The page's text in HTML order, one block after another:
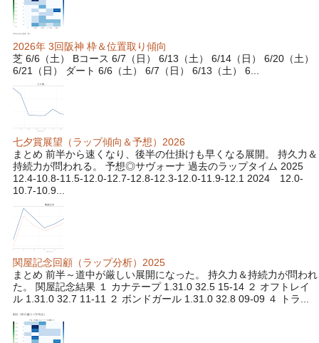
2026年 3回阪神 枠＆位置取り傾向
芝 6/6（土） Bコース 6/7（日） 6/13（土） 6/14（日） 6/20（土）
6/21（日） ダート 6/6（土） 6/7（日） 6/13（土） 6...
七夕賞展望（ラップ傾向＆予想）2026
まとめ 前半から速くなり、後半の仕掛けも早くなる展開。 持久力＆
持続力が問われる。 予想◎サヴォーナ 過去のラップタイム 2025
12.4-10.8-11.5-12.0-12.7-12.8-12.3-12.0-11.9-12.1 2024 12.0-
10.7-10.9...
関屋記念回顧（ラップ分析）2025
まとめ 前半～道中が厳しい展開になった。 持久力＆持続力が問われ
た。 関屋記念結果 １ カナテープ 1.31.0 32.5 15-14 ２ オフトレイ
ル 1.31.0 32.7 11-11 ２ ボンドガール 1.31.0 32.8 09-09 ４ トラ...